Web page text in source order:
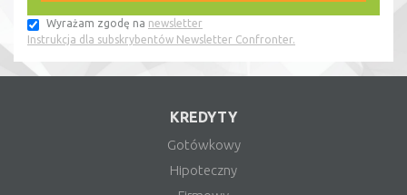
Wyrażam zgodę na newsletter
Instrukcja dla subskrybentów Newsletter Confronter.
KREDYTY
Gotówkowy
Hipoteczny